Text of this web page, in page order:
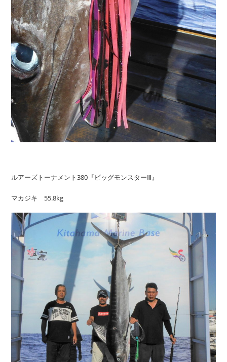
ルアーズトーナメント380『ビッグモンスターⅢ』
マカジキ 55.8kg